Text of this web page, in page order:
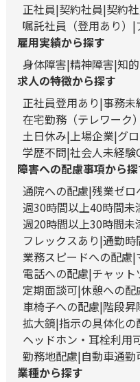
正社員 契約社員 契約
嘱託社員（登用あり）
雇用実績から探す
身体障害 精神障害 知
求人の特徴から探す
正社員登用あり 事務未
在宅勤務（テレワーク
土日休み 上場企業 グ
学歴不問 社会人未経験
障害への配慮事項から
通院への配慮 残業ゼロ
週30時間以上40時間未
週20時間以上30時間未
フレックスあり 通勤時
業務スピードへの配慮
電話への配慮 チャット
定期面談可 休憩への配
車椅子への配慮 階段昇
拡大鏡 指示の具体化の
ヘッドホン・耳栓利用
勤務地配慮 自動車通勤
業種から探す